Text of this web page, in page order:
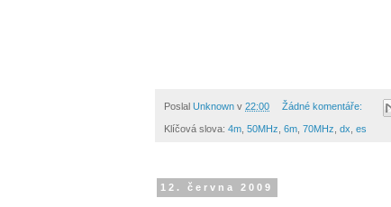
Poslal Unknown v 22:00 Žádné komentáře:
Klíčová slova: 4m 50MHz 6m 70MHz dx es
12. června 2009